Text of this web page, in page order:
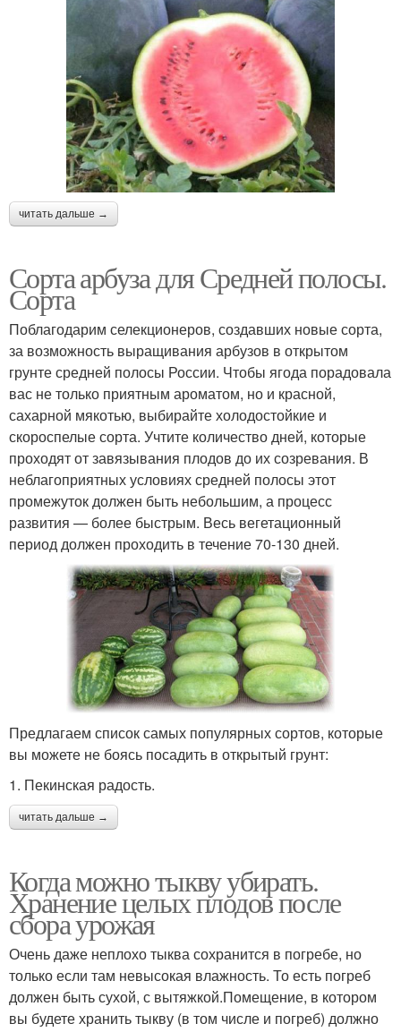
читать дальше →
Сорта арбуза для Средней полосы.
Сорта
Поблагодарим селекционеров, создавших новые сорта,
за возможность выращивания арбузов в открытом
грунте средней полосы России. Чтобы ягода порадовала
вас не только приятным ароматом, но и красной,
сахарной мякотью, выбирайте холодостойкие и
скороспелые сорта. Учтите количество дней, которые
проходят от завязывания плодов до их созревания. В
неблагоприятных условиях средней полосы этот
промежуток должен быть небольшим, а процесс
развития — более быстрым. Весь вегетационный
период должен проходить в течение 70-130 дней.
Предлагаем список самых популярных сортов, которые
вы можете не боясь посадить в открытый грунт:
1. Пекинская радость.
читать дальше →
Когда можно тыкву убирать.
Хранение целых плодов после
сбора урожая
Очень даже неплохо тыква сохранится в погребе, но
только если там невысокая влажность. То есть погреб
должен быть сухой, с вытяжкой.Помещение, в котором
вы будете хранить тыкву (в том числе и погреб) должно